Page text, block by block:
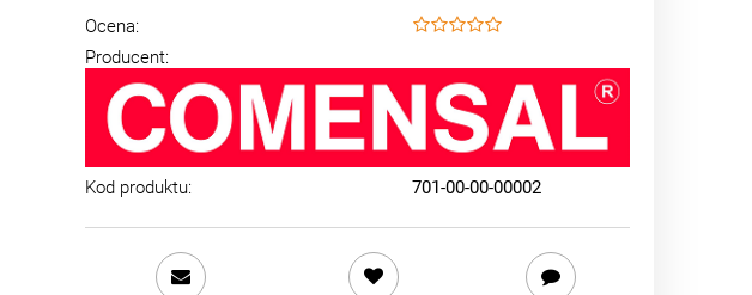
Ocena:
Producent:
Kod produktu: 701-00-00-00002